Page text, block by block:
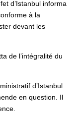
d’Istanbul informa
à la
devant les
de l’intégralité du
d’Istanbul
en question. Il